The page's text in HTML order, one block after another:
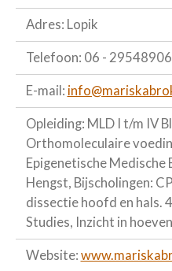
Adres: Lopik
Telefoon: 06 - 29548906
E-mail:
Opleiding: MLD I t/m IV
Orthomoleculaire
Epigenetische Medische
Hengst, Bijscholingen:
dissectie hoofd en hals.
Studies, Inzicht in
Website: